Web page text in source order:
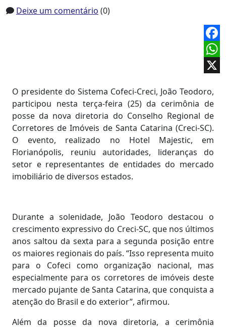
Deixe um comentário (0)
O presidente do Sistema Cofeci-Creci, João Teodoro,
participou nesta terça-feira (25) da cerimônia de
posse da nova diretoria do Conselho Regional de
Corretores de Imóveis de Santa Catarina (Creci-SC).
O evento, realizado no Hotel Majestic, em
Florianópolis, reuniu autoridades, lideranças do
setor e representantes de entidades do mercado
imobiliário de diversos estados.
Durante a solenidade, João Teodoro destacou o
crescimento expressivo do Creci-SC, que nos últimos
anos saltou da sexta para a segunda posição entre
os maiores regionais do país. “Isso representa muito
para o Cofeci como organização nacional, mas
especialmente para os corretores de imóveis deste
mercado pujante de Santa Catarina, que conquista a
atenção do Brasil e do exterior”, afirmou.
Além da posse da nova diretoria, a cerimônia